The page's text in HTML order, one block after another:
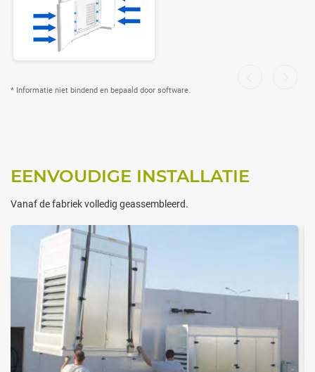
* Informatie niet bindend en bepaald door software.
EENVOUDIGE INSTALLATIE
Vanaf de fabriek volledig geassembleerd.